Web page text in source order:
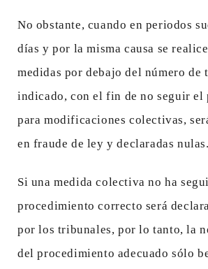
No obstante, cuando en periodos
días y por la misma causa se
medidas por debajo del número de
indicado, con el fin de no seguir el
para modificaciones colectivas,
en fraude de ley y declaradas nulas.
Si una medida colectiva no ha
procedimiento correcto será
por los tribunales, por lo tanto, la
del procedimiento adecuado sólo